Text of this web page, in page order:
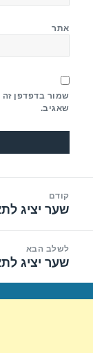
אתר
שמור בדפדפן
שאגיב.
קודם
הפוסט
שער יציג לתאריך
לשלב הבא
הפוסט
שער יציג לתאריך